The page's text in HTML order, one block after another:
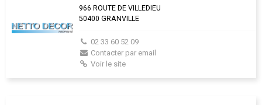
966 ROUTE DE VILLEDIEU
50400 GRANVILLE
02 33 60 52 09
Contacter par email
Voir le site